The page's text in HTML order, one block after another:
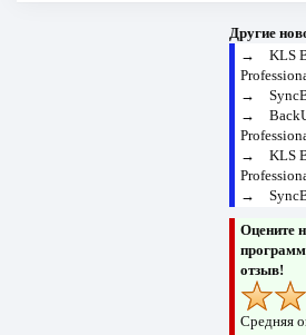
Другие
→ KLS
→
→
→ KLS
→
Оцените
отзыв!
Средняя